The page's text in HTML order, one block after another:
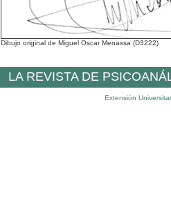
Dibujo original de Miguel Oscar Menassa (D3222)
LA REVISTA DE
Extensión